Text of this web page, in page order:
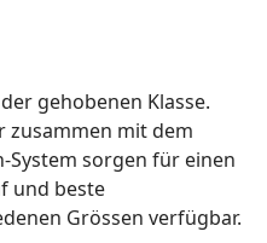
gehobenen Klasse.
zusammen mit dem
System sorgen für einen
und beste
Grössen verfügbar.